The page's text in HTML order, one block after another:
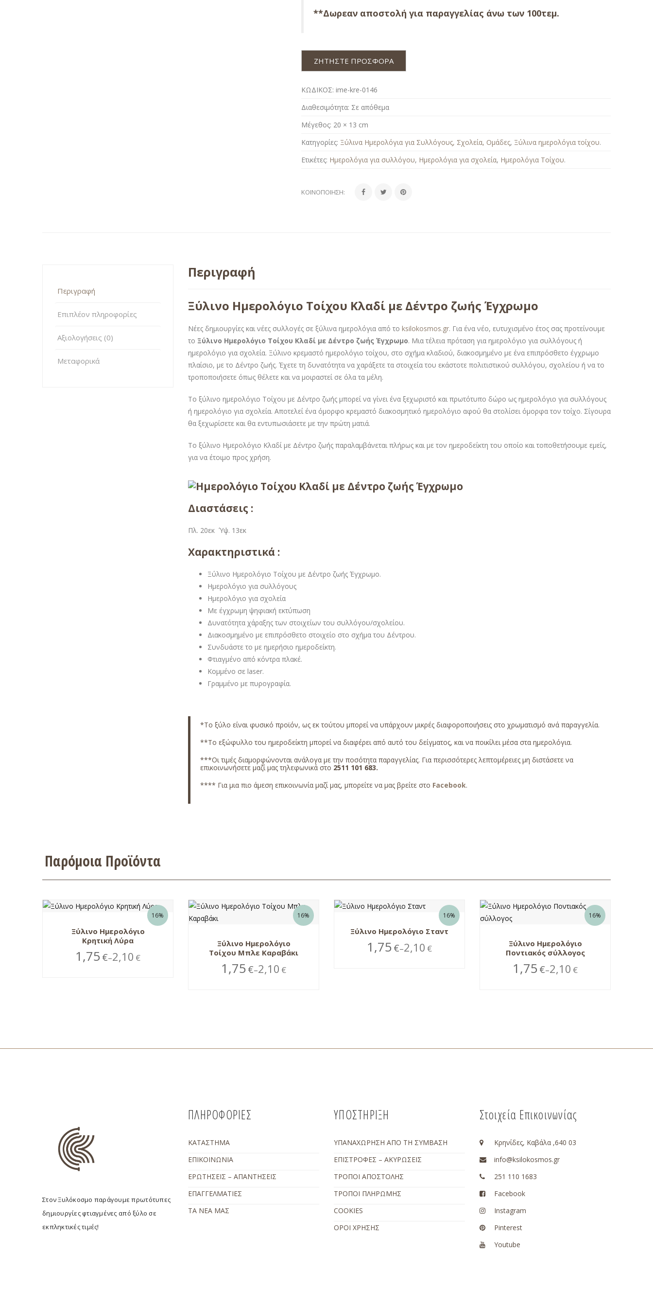
**Δωρεαν αποστολή για παραγγελίας άνω των 100τεμ.
ΖΗΤΗΣΤΕ ΠΡΟΣΦΟΡΑ
ΚΩΔΙΚΟΣ: ime-kre-0146
Διαθεσιμότητα: Σε απόθεμα
Μέγεθος: 20 × 13 cm
Κατηγορίες: Ξύλινα Ημερολόγια για Συλλόγους, Σχολεία, Ομάδες, Ξύλινα ημερολόγια τοίχου.
Ετικέτες: Ημερολόγια για συλλόγου, Ημερολόγια για σχολεία, Ημερολόγια Τοίχου.
ΚΟΙΝΟΠΟΊΗΣΗ:
Περιγραφή
Επιπλέον πληροφορίες
Αξιολογήσεις (0)
Μεταφορικά
Περιγραφή
Ξύλινο Ημερολόγιο Τοίχου Κλαδί με Δέντρο ζωής Έγχρωμο
Νέες δημιουργίες και νέες συλλογές σε ξύλινα ημερολόγια από το ksilokosmos.gr. Για ένα νέο, ευτυχισμένο έτος σας προτείνουμε
το Ξύλινο Ημερολόγιο Τοίχου Κλαδί με Δέντρο ζωής Έγχρωμο. Μια τέλεια πρόταση για ημερολόγιο για συλλόγους ή
ημερολόγιο για σχολεία. Ξύλινο κρεμαστό ημερολόγιο τοίχου, στο σχήμα κλαδιού, διακοσμημένο με ένα επιπρόσθετο έγχρωμο
πλαίσιο, με το Δέντρο ζωής. Έχετε τη δυνατότητα να χαράξετε τα στοιχεία του εκάστοτε πολιτιστικού συλλόγου, σχολείου ή να το
τροποποιήσετε όπως θέλετε και να μοιραστεί σε όλα τα μέλη.
Το ξύλινο ημερολόγιο Τοίχου με Δέντρο ζωής μπορεί να γίνει ένα ξεχωριστό και πρωτότυπο δώρο ως ημερολόγιο για συλλόγους
ή ημερολόγιο για σχολεία. Αποτελεί ένα όμορφο κρεμαστό διακοσμητικό ημερολόγιο αφού θα στολίσει όμορφα τον τοίχο. Σίγουρα
θα ξεχωρίσετε και θα εντυπωσιάσετε με την πρώτη ματιά.
Το ξύλινο Ημερολόγιο Κλαδί με Δέντρο ζωής παραλαμβάνεται πλήρως και με τον ημεροδείκτη του οποίο και τοποθετήσουμε εμείς,
για να έτοιμο προς χρήση.
Διαστάσεις :
Πλ. 20εκ Ύψ. 13εκ
Χαρακτηριστικά :
Ξύλινο Ημερολόγιο Τοίχου με Δέντρο ζωής Έγχρωμο.
Ημερολόγιο για συλλόγους
Ημερολόγιο για σχολεία
Με έγχρωμη ψηφιακή εκτύπωση
Δυνατότητα χάραξης των στοιχείων του συλλόγου/σχολείου.
Διακοσμημένο με επιπρόσθετο στοιχείο στο σχήμα του Δέντρου.
Συνδυάστε το με ημερήσιο ημεροδείκτη.
Φτιαγμένο από κόντρα πλακέ.
Κομμένο σε laser.
Γραμμένο με πυρογραφία.
*Το ξύλο είναι φυσικό προϊόν, ως εκ τούτου μπορεί να υπάρχουν μικρές διαφοροποιήσεις στο χρωματισμό ανά παραγγελία.
**Το εξώφυλλο του ημεροδείκτη μπορεί να διαφέρει από αυτό του δείγματος, και να ποικίλει μέσα στα ημερολόγια.
***Οι τιμές διαμορφώνονται ανάλογα με την ποσότητα παραγγελίας. Για περισσότερες λεπτομέρειες μη διστάσετε να
επικοινωνήσετε μαζί μας τηλεφωνικά στο 2511 101 683.
**** Για μια πιο άμεση επικοινωνία μαζί μας, μπορείτε να μας βρείτε στο Facebook.
Παρόμοια Προϊόντα
16%
Ξύλινο Ημερολόγιο
Κρητική Λύρα
1,75 €–2,10 €
16%
Ξύλινο Ημερολόγιο
Τοίχου Μπλε Καραβάκι
1,75 €–2,10 €
16%
Ξύλινο Ημερολόγιο Σταντ
1,75 €–2,10 €
16%
Ξύλινο Ημερολόγιο
Ποντιακός σύλλογος
1,75 €–2,10 €
Στον Ξυλόκοσμο παράγουμε πρωτότυπες
δημιουργίες φτιαγμένες από ξύλο σε
εκπληκτικές τιμές!
ΠΛΗΡΟΦΟΡΙΕΣ
ΚΑΤΑΣΤΗΜΑ
ΕΠΙΚΟΙΝΩΝΙΑ
ΕΡΩΤΗΣΕΙΣ – ΑΠΑΝΤΗΣΕΙΣ
ΕΠΑΓΓΕΛΜΑΤΙΕΣ
ΤΑ ΝΕΑ ΜΑΣ
ΥΠΟΣΤΗΡΙΞΗ
ΥΠΑΝΑΧΩΡΗΣΗ ΑΠΟ ΤΗ ΣΥΜΒΑΣΗ
ΕΠΙΣΤΡΟΦΕΣ – ΑΚΥΡΩΣΕΙΣ
ΤΡΟΠΟΙ ΑΠΟΣΤΟΛΗΣ
ΤΡΟΠΟΙ ΠΛΗΡΩΜΗΣ
COOKIES
ΟΡΟΙ ΧΡΗΣΗΣ
Στοιχεία Επικοινωνίας
Κρηνίδες, Καβάλα ,640 03
info@ksilokosmos.gr
251 110 1683
Facebook
Instagram
Pinterest
Youtube